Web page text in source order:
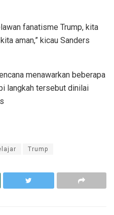
fanatisme Trump, kita
aman,” kicau Sanders
menawarkan beberapa
langkah tersebut dinilai
Trump